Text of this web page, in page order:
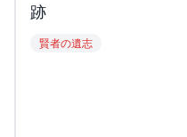
跡
賢者の遺志